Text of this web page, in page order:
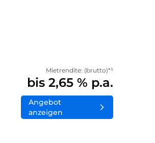
Mietrendite: (brutto)*¹
bis 2,65 % p.a.
Angebot
anzeigen